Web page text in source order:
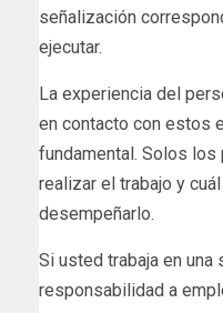
señalización
ejecutar.
La experiencia del
en contacto con estos
fundamental. Solos
realizar el trabajo y
desempeñarlo.
Si usted trabaja en
responsabilidad a